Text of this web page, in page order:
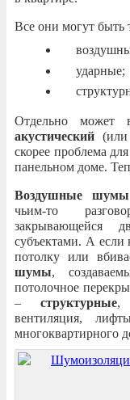
Все они могут быть
ударные;
Отдельно может
акустический
скорее проблема
панельном доме.
Воздушные шумы
чьим-то
закрывающейся
субъектами. А
потолку или
шумы,
потолочное
– структурные,
вентиляция,
многоквартирного